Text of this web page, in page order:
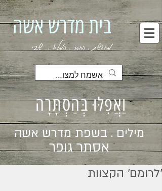
בית מדרש אשה
מחדשת . החסר . המלא . שבי
וַאֲפִלּוּ בְּהַסְתָּרָה
מילים . בשפת מדרש אשה
אסתר גופר
׳לרומם׳ הקצוות